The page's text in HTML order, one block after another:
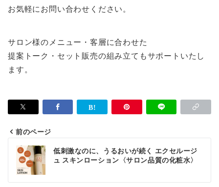
お気軽にお問い合わせください。
サロン様のメニュー・客層に合わせた
提案トーク・セット販売の組み立てもサポートいたし
ます。
投
ナ
前のページ
低刺激なのに、うるおいが続く エクセルージ
ュ スキンローション〈サロン品質の化粧水〉